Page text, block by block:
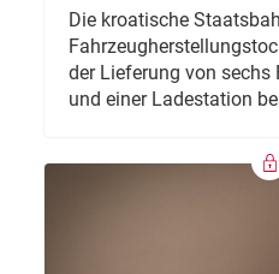
Die kroatische
der Lieferung von sechs
und einer Ladestation